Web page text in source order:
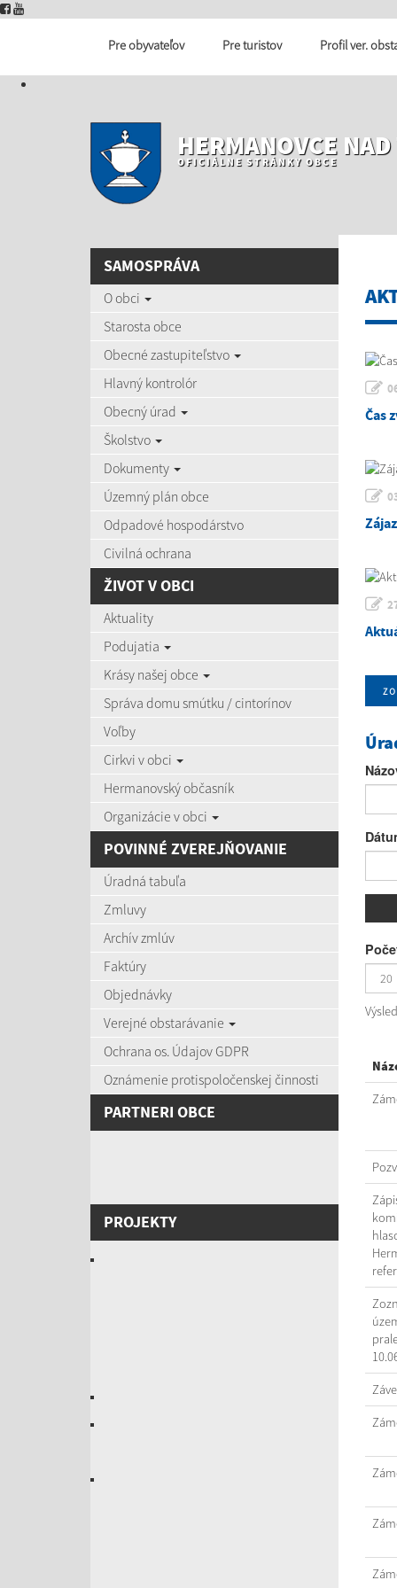
Pre obyvateľov Pre turistov Profil ver.
HERMANOVCE
OFICIÁLNE STRÁNKY OBCE
SAMOSPRÁVA
O obci
Starosta obce
Obecné zastupiteľstvo
Hlavný kontrolór
Obecný úrad
Školstvo
Dokumenty
Územný plán obce
Odpadové hospodárstvo
Civilná ochrana
ŽIVOT V OBCI
Aktuality
Podujatia
Krásy našej obce
Správa domu smútku / cintorínov
Voľby
Cirkvi v obci
Hermanovský občasník
Organizácie v obci
POVINNÉ ZVEREJŇOVANIE
Úradná tabuľa
Zmluvy
Archív zmlúv
Faktúry
Objednávky
Verejné obstarávanie
Ochrana os. Údajov GDPR
Oznámenie protispoločenskej činnosti
PARTNERI OBCE
PROJEKTY
Čas